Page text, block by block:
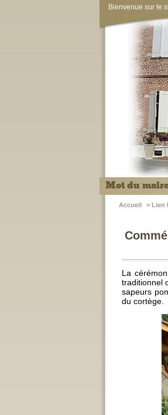
Bienvenue sur le
Mot du
Accueil > Lien
La
traditionnel
sapeurs
du cortège.